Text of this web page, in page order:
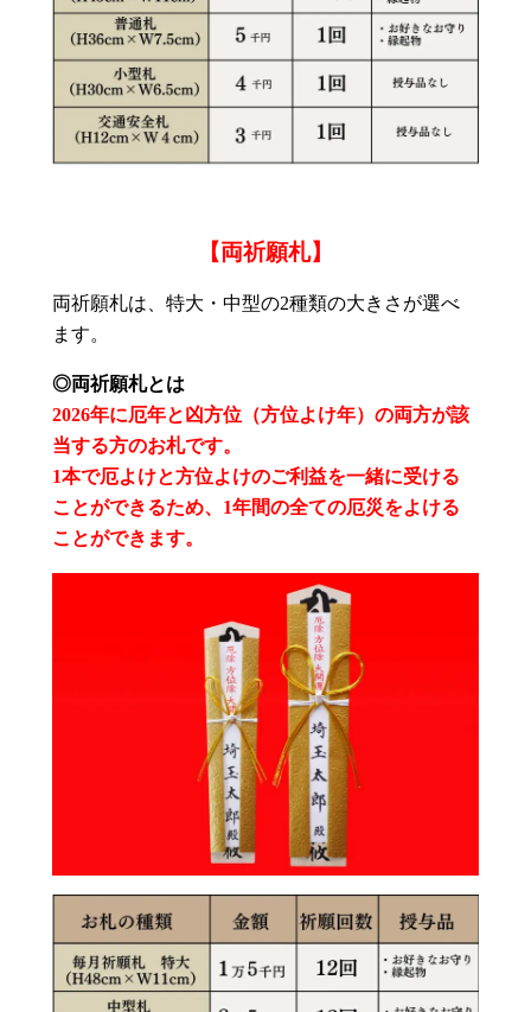
【両祈願札】
両祈願札は、特大・中型の2種類の大きさが選べ
ます。
◎両祈願札とは
2026年に厄年と凶方位（方位よけ年）の両方が該
当する方のお札です。
1本で厄よけと方位よけのご利益を一緒に受ける
ことができるため、1年間の全ての厄災をよける
ことができます。